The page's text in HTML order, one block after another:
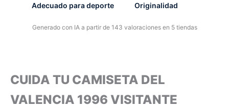
Adecuado para deporte Originalidad
Generado con IA a partir de 143 valoraciones en 5 tiendas
CUIDA TU CAMISETA DEL
VALENCIA 1996 VISITANTE